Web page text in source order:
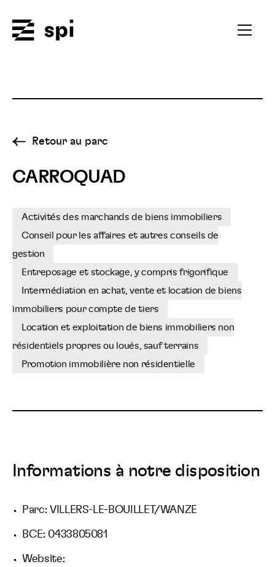
Ouvrir
Retour au parc
CARROQUAD
Activités des marchands de biens immobiliers
Conseil pour les affaires et autres conseils de
gestion
Entreposage et stockage, y compris frigorifique
Intermédiation en achat, vente et location de biens
immobiliers pour compte de tiers
Location et exploitation de biens immobiliers non
résidentiels propres ou loués, sauf terrains
Promotion immobilière non résidentielle
Informations à notre disposition
Parc: VILLERS-LE-BOUILLET/WANZE
BCE: 0433805081
Website: